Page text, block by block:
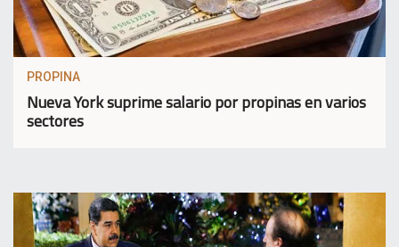
PROPINA
Nueva York suprime salario por propinas en varios
sectores